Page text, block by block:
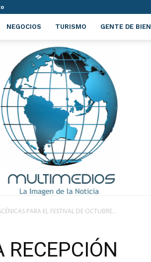
NEGOCIOS TURISMO GENTE DE BIEN
PARA EL FESTIVAL DE OCTUBRE...
RECEPCIÓN